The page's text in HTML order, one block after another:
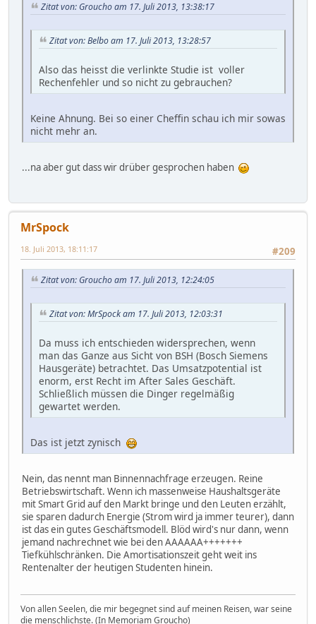
Zitat von: Groucho am 17. Juli 2013, 13:38:17
Zitat von: Belbo am 17. Juli 2013, 13:28:57
Also das heisst die verlinkte Studie ist voller
Rechenfehler und so nicht zu gebrauchen?
Keine Ahnung. Bei so einer Cheffin schau ich mir sowas
nicht mehr an.
...na aber gut dass wir drüber gesprochen haben
MrSpock
#209
18. Juli 2013, 18:11:17
Zitat von: Groucho am 17. Juli 2013, 12:24:05
Zitat von: MrSpock am 17. Juli 2013, 12:03:31
Da muss ich entschieden widersprechen, wenn
man das Ganze aus Sicht von BSH (Bosch Siemens
Hausgeräte) betrachtet. Das Umsatzpotential ist
enorm, erst Recht im After Sales Geschäft.
Schließlich müssen die Dinger regelmäßig
gewartet werden.
Das ist jetzt zynisch
Nein, das nennt man Binnennachfrage erzeugen. Reine
Betriebswirtschaft. Wenn ich massenweise Haushaltsgeräte
mit Smart Grid auf den Markt bringe und den Leuten erzählt,
sie sparen dadurch Energie (Strom wird ja immer teurer), dann
ist das ein gutes Geschäftsmodell. Blöd wird's nur dann, wenn
jemand nachrechnet wie bei den AAAAAA+++++++
Tiefkühlschränken. Die Amortisationszeit geht weit ins
Rentenalter der heutigen Studenten hinein.
Von allen Seelen, die mir begegnet sind auf meinen Reisen, war seine
die menschlichste. (In Memoriam Groucho)